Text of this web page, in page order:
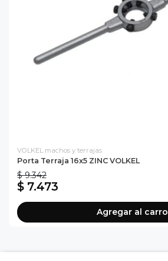
VOLKEL machos y terrajas
Porta Terraja 16x5 ZINC VOLKEL
$ 9.342
$ 7.473
Agregar al carro